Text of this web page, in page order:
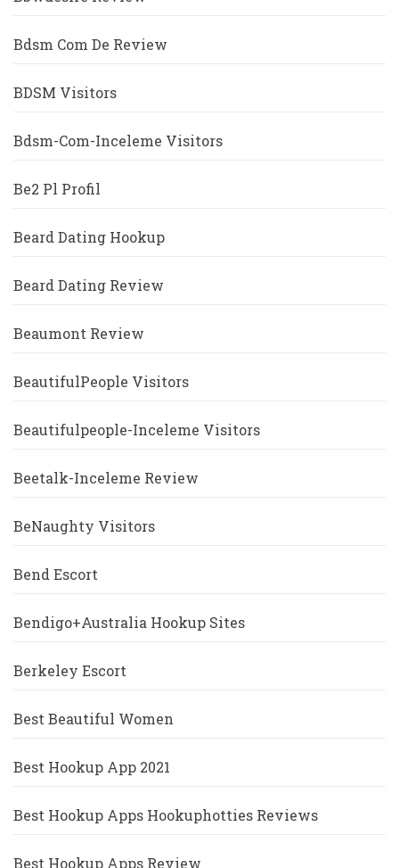
Bdsm Com De Review
BDSM Visitors
Bdsm-Com-Inceleme Visitors
Be2 Pl Profil
Beard Dating Hookup
Beard Dating Review
Beaumont Review
BeautifulPeople Visitors
Beautifulpeople-Inceleme Visitors
Beetalk-Inceleme Review
BeNaughty Visitors
Bend Escort
Bendigo+Australia Hookup Sites
Berkeley Escort
Best Beautiful Women
Best Hookup App 2021
Best Hookup Apps Hookuphotties Reviews
Best Hookup Apps Review